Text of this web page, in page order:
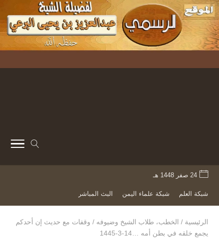
24 صفر 1448 هـ
شبكة العلم شبكة علماء اليمن البث المباشر
الرئيسية / الخطب، طلاب الشيخ وضيوفه / وقفات مع حديث إن أحدكم
يجمع خلقه في بطن أمه …14-3-1445